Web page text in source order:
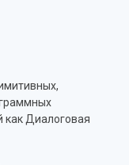
как Диалоговая